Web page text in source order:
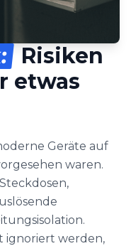
Risiken
etwas
Geräte auf
waren.
ignoriert werden,